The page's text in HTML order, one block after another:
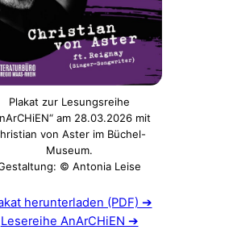
Plakat zur Lesungsreihe
am 28.03.2026 mit
von Aster im Büchel-
Museum.
© Antonia Leise
herunterladen (PDF) ➔
Lesereihe AnArCHiEN ➔